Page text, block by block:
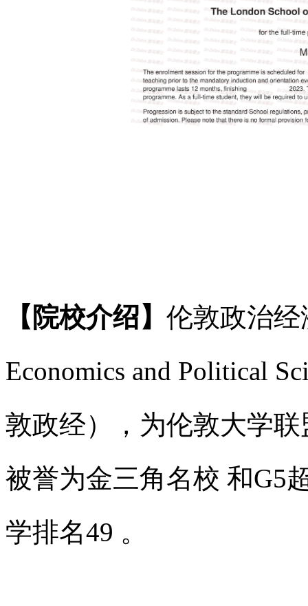
【院校介绍】 伦敦政治经
Economics and Political
敦政经），为伦敦大学
被誉为金三角名校 和G5
学排名49 。